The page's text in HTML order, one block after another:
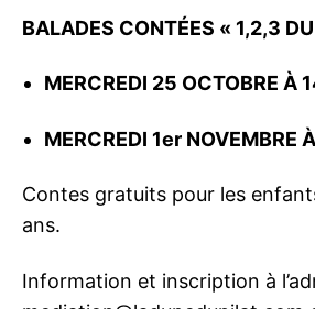
BALADES CONTÉES « 1,2,3
MERCREDI 25 OCTOBRE À
MERCREDI 1er NOVEMBRE
Contes gratuits pour les
ans.
Information et inscription à